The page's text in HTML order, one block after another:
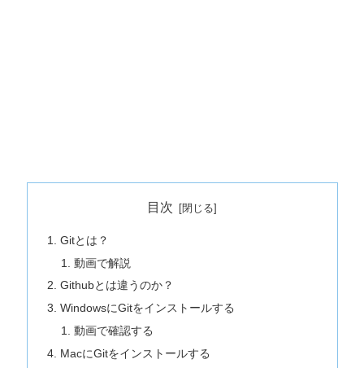
目次
Gitとは？
動画で解説
Githubとは違うのか？
WindowsにGitをインストールする
動画で確認する
MacにGitをインストールする